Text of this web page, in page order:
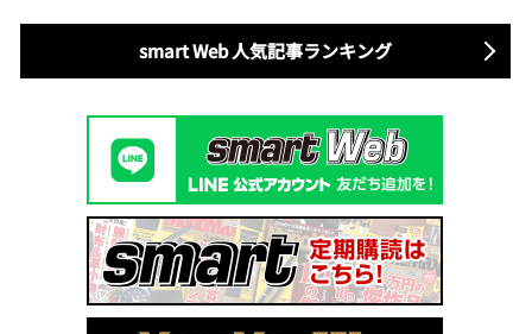
smart Web 人気記事ランキング